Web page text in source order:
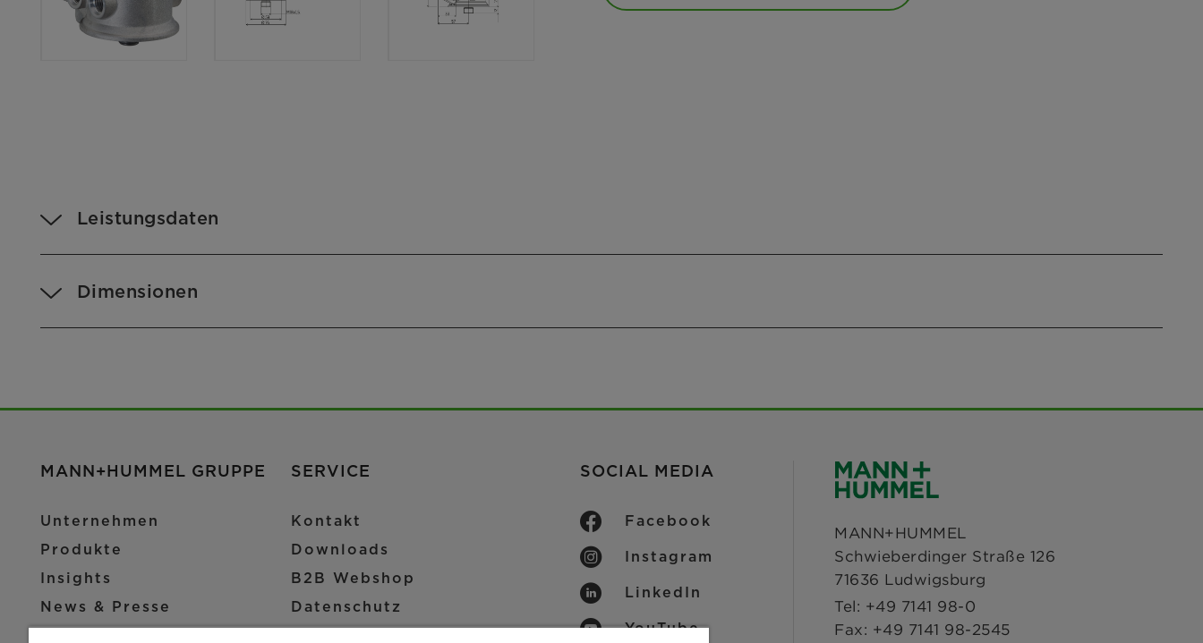
Leistungsdaten
Dimensionen
MANN+HUMMEL GRUPPE
Unternehmen
Produkte
Insights
News & Presse
SERVICE
Kontakt
Downloads
B2B Webshop
Datenschutz
SOCIAL MEDIA
Facebook
Instagram
LinkedIn
YouTube
MANN+HUMMEL
Schwieberdinger Straße 126
71636 Ludwigsburg
Tel: +49 7141 98-0
Fax: +49 7141 98-2545